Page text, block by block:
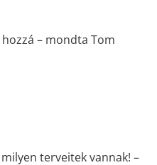
– mondta Tom
terveitek vannak! –